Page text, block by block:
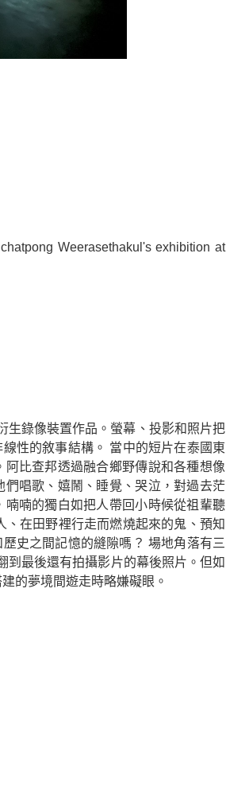
Weerasethakul's exhibition at
生錄像裝置作品。螢幕、投影和照片把
性的敘事結構。 當中的短片在泰國東
比查邦透過融合鄉野傳說和各種想像
唱歌、嬉鬧、睡覺、哭泣，對過去茫
喃的獨白如把人帶回小時候從祖輩聽
在田野裡行走而燃燒起來的鬼、預知
史之間記憶的縫隙嗎？ 場地角落有三
到最後還有拍攝影片的幕後照片。但如
的夢境間遊走時略嫌礙眼。